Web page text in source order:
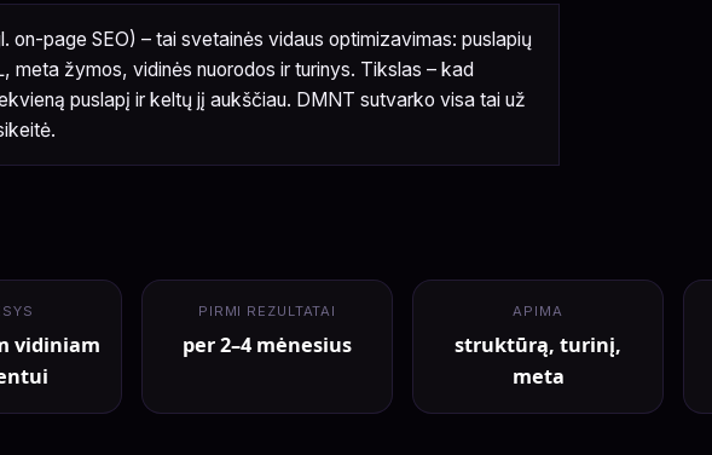
on-page SEO) – tai svetainės vidaus optimizavimas: puslapių
meta žymos, vidinės nuorodos ir turinys. Tikslas – kad
puslapį ir keltų jį aukščiau. DMNT sutvarko visa tai už
vidiniam
PIRMI REZULTATAI
per 2–4 mėnesius
APIMA
struktūrą, turinį,
meta